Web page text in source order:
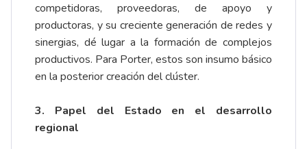
competidoras, proveedoras, de apoyo y
productoras, y su creciente generación de redes y
sinergias, dé lugar a la formación de complejos
productivos. Para Porter, estos son insumo básico
en la posterior creación del clúster.
3. Papel del Estado en el desarrollo
regional